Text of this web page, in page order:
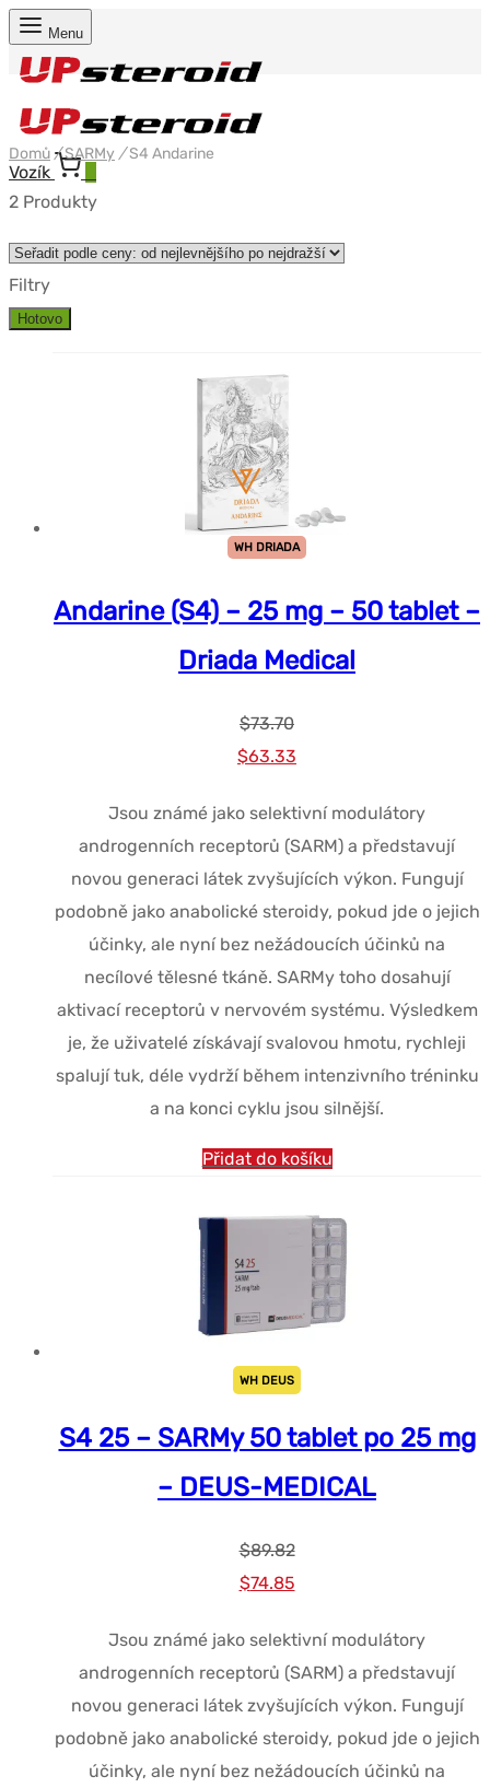
Menu
Vozík
Domů /SARMy /S4 Andarine
2 Produkty
Filtry
Hotovo
WH DRIADA
Andarine (S4) – 25 mg – 50 tablet –
Driada Medical
$73.70
Původní
byla:
$73.70.
$63.33
je:
$63.33.
Jsou známé jako selektivní modulátory
androgenních receptorů (SARM) a představují
novou generaci látek zvyšujících výkon. Fungují
podobně jako anabolické steroidy, pokud jde o jejich
účinky, ale nyní bez nežádoucích účinků na
necílové tělesné tkáně. SARMy toho dosahují
aktivací receptorů v nervovém systému. Výsledkem
je, že uživatelé získávají svalovou hmotu, rychleji
spalují tuk, déle vydrží během intenzivního tréninku
a na konci cyklu jsou silnější.
Přidat do košíku
WH DEUS
S4 25 – SARMy 50 tablet po 25 mg
– DEUS-MEDICAL
$89.82
Původní
byla:
$89.82.
$74.85Současná
je:
$74.85.
Jsou známé jako selektivní modulátory
androgenních receptorů (SARM) a představují
novou generaci látek zvyšujících výkon. Fungují
podobně jako anabolické steroidy, pokud jde o jejich
účinky, ale nyní bez nežádoucích účinků na